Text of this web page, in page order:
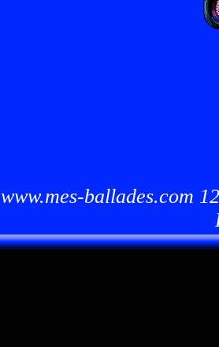
www.mes-ballades.com